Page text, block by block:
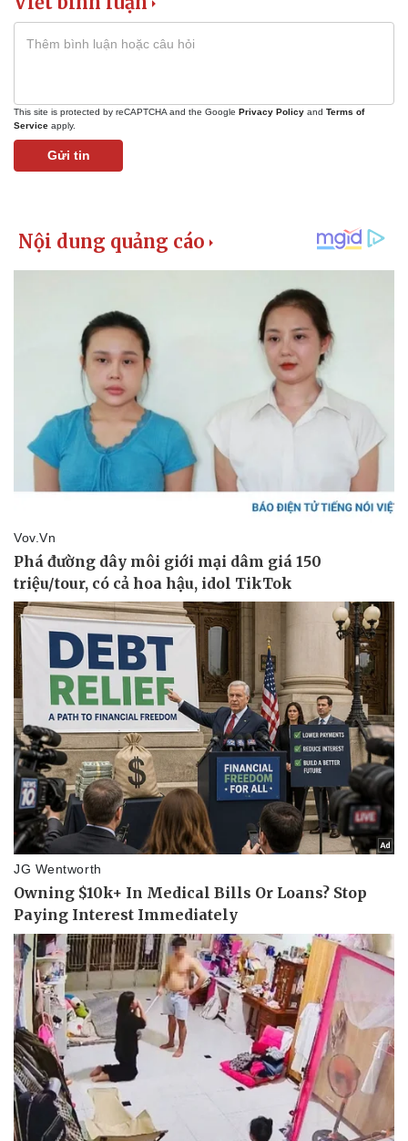
Kinh tế
Bất động sản
Khởi nghiệp
Thị trường
Giá vàng
Tiêu dùng
Tỷ giá
Chứng khoán
Giá cà phê
This site is protected by reCAPTCHA and the Google Privacy Policy and Terms of
Service apply.
Gửi tin